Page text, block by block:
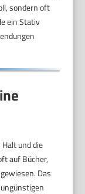
sondern oft
ein Stativ
und die
auf Bücher,
Das